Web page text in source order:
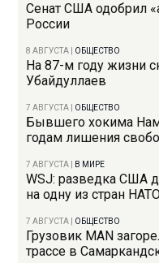
Сенат США одобрил
России
8 АВГУСТА ОБЩЕСТВО
На 87-м году жизни
Убайдуллаев
7 АВГУСТА ОБЩЕСТВО
Бывшего хокима
годам лишения
7 АВГУСТА В МИРЕ
WSJ: разведка США
на одну из стран
7 АВГУСТА ОБЩЕСТВО
Грузовик MAN
трассе в